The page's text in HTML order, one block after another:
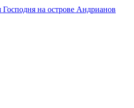
на острове Андрианов